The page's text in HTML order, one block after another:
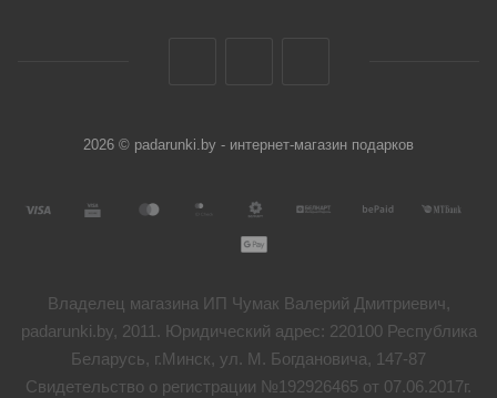
2026 © padarunki.by - интернет-магазин подарков
Владелец магазина ИП Чумак Валерий Дмитриевич,
padarunki.by, 2011. Юридический адрес: 220100 Республика
Беларусь, г.Минск, ул. М. Богдановича, 147-87
Свидетельство о регистрации №192926465 от 07.06.2017г.